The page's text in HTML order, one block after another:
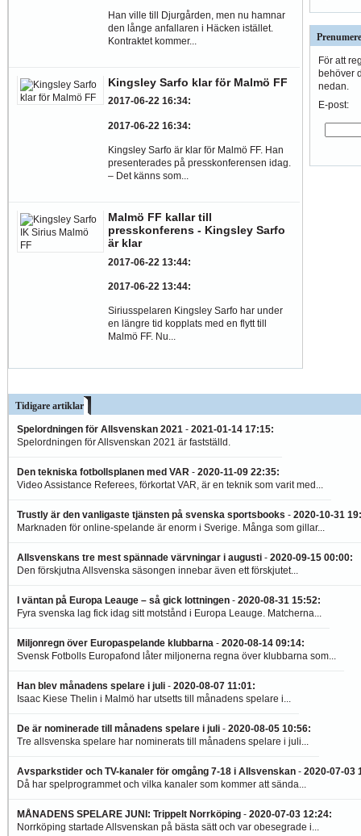
Han ville till Djurgården, men nu hamnar
den långe anfallaren i Häcken istället.
Kontraktet kommer...
Kingsley Sarfo klar för Malmö FF
2017-06-22 16:34:
2017-06-22 16:34:
Kingsley Sarfo är klar för Malmö FF. Han
presenterades på presskonferensen idag.
– Det känns som...
Malmö FF kallar till
presskonferens - Kingsley Sarfo
är klar
2017-06-22 13:44:
2017-06-22 13:44:
Siriusspelaren Kingsley Sarfo har under
en längre tid kopplats med en flytt till
Malmö FF. Nu...
För att
behöver
nedan.
E-post:
Tidigare artiklar
Spelordningen för Allsvenskan 2021 - 2021-01-14 17:15:
Spelordningen för Allsvenskan 2021 är fastställd.
Den tekniska fotbollsplanen med VAR - 2020-11-09 22:35:
Video Assistance Referees, förkortat VAR, är en teknik som varit med...
Trustly är den vanligaste tjänsten på svenska sportsbooks - 2020-10-31
Marknaden för online-spelande är enorm i Sverige. Många som gillar...
Allsvenskans tre mest spännade värvningar i augusti - 2020-09-15 00:00:
Den förskjutna Allsvenska säsongen innebar även ett förskjutet...
I väntan på Europa Leauge – så gick lottningen - 2020-08-31 15:52:
Fyra svenska lag fick idag sitt motstånd i Europa Leauge. Matcherna...
Miljonregn över Europaspelande klubbarna - 2020-08-14 09:14:
Svensk Fotbolls Europafond låter miljonerna regna över klubbarna som...
Han blev månadens spelare i juli - 2020-08-07 11:01:
Isaac Kiese Thelin i Malmö har utsetts till månadens spelare i...
De är nominerade till månadens spelare i juli - 2020-08-05 10:56:
Tre allsvenska spelare har nominerats till månadens spelare i juli...
Avsparkstider och TV-kanaler för omgång 7-18 i Allsvenskan - 2020-07-03
Då har spelprogrammet och vilka kanaler som kommer att sända...
MÅNADENS SPELARE JUNI: Trippelt Norrköping - 2020-07-03 12:24:
Norrköping startade Allsvenskan på bästa sätt och var obesegrade i...